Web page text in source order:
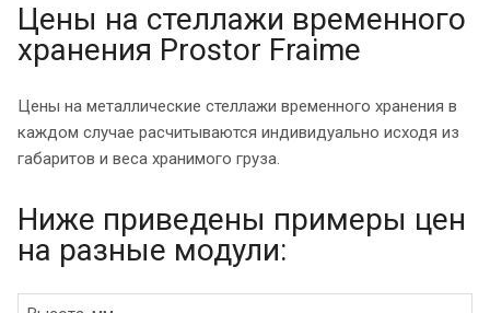
Цены на стеллажи временного
хранения Prostor Fraime
Цены на металлические стеллажи временного хранения в
каждом случае расчитываются индивидуально исходя из
габаритов и веса хранимого груза.
Ниже приведены примеры цен
на разные модули: